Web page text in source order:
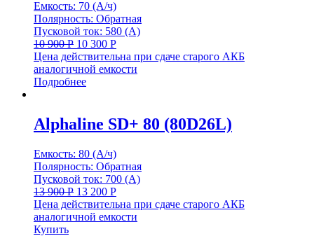
Емкость: 70 (А/ч)
Полярность: Обратная
Пусковой ток: 580 (А)
10 900Р 10 300 Р
Цена действительна при сдаче старого АКБ
аналогичной емкости
Подробнее
Alphaline SD+ 80 (80D26L)
Емкость: 80 (А/ч)
Полярность: Обратная
Пусковой ток: 700 (А)
13 900Р 13 200 Р
Цена действительна при сдаче старого АКБ
аналогичной емкости
Купить